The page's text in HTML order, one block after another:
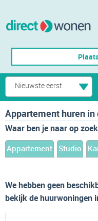
Nieuwste eerst
Appartement huren in
Waar ben je naar op
Appartement Studio
We hebben geen
bekijk de huurwoningen